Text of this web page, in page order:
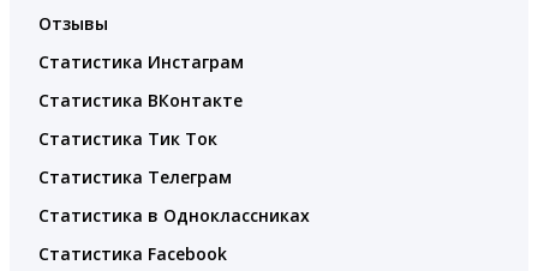
Отзывы
Статистика Инстаграм
Статистика ВКонтакте
Статистика Тик Ток
Статистика Телеграм
Статистика в Одноклассниках
Статистика Facebook